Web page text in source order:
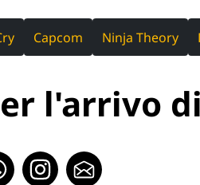
Capcom Ninja Theory
l'arrivo